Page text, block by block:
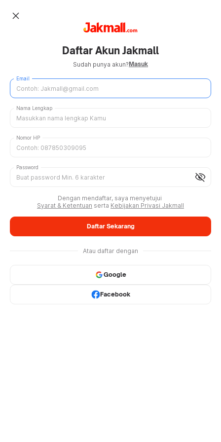
close
Daftar Akun Jakmall
Sudah punya akun?Masuk
Email
Nama Lengkap
Nomor HP
visibility_off
Password
Dengan mendaftar, saya menyetujui
Syarat & Ketentuan serta Kebijakan Privasi Jakmall
Daftar Sekarang
Atau daftar dengan
Google
Facebook